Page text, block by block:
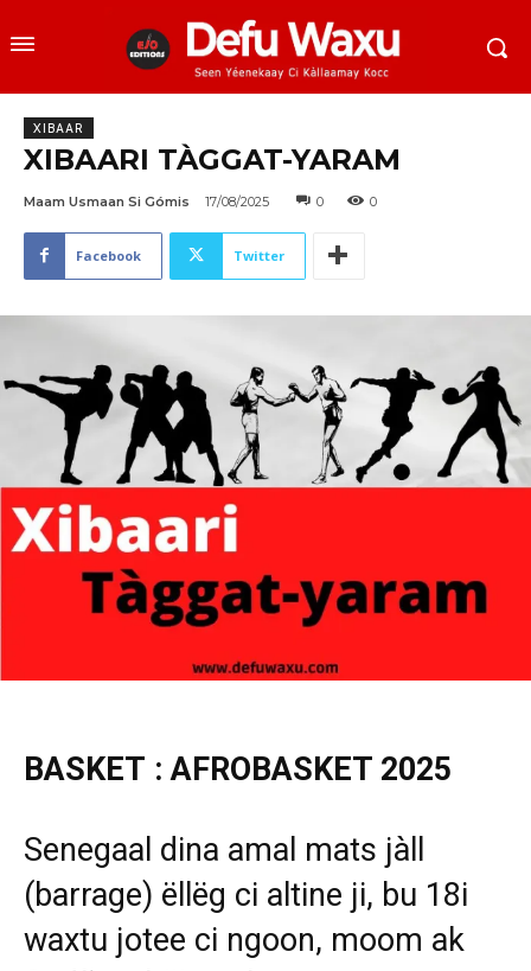
XIBAAR
XIBAARI TÀGGAT-YARAM
Maam Usmaan Si Gómis 17/08/2025 0 0
Facebook Twitter
BASKET : AFROBASKET 2025
Senegaal dina amal mats jàll
(barrage) ëllëg ci altine ji, bu 18i
waxtu jotee ci ngoon, moom ak